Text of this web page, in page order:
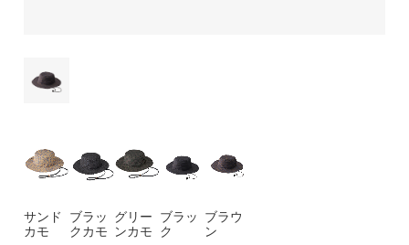
サンド
カモ
ブラッ
クカモ
グリー
ンカモ
ブラッ
ク
ブラウ
ン